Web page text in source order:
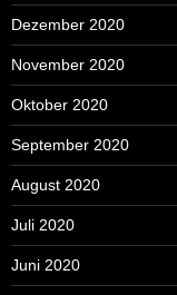
Dezember 2020
November 2020
Oktober 2020
September 2020
August 2020
Juli 2020
Juni 2020